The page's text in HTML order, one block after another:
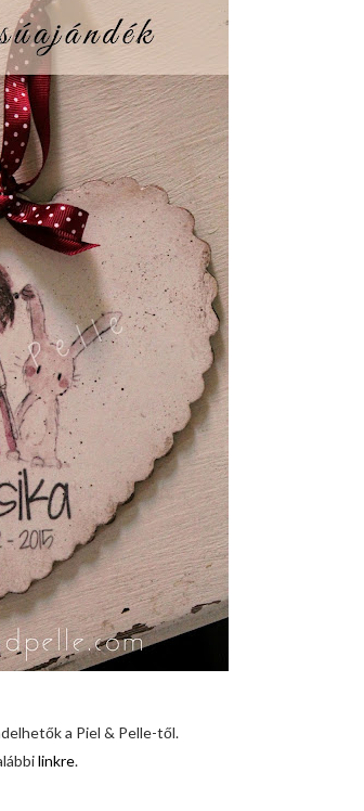
a Piel & Pelle-től.
linkre.